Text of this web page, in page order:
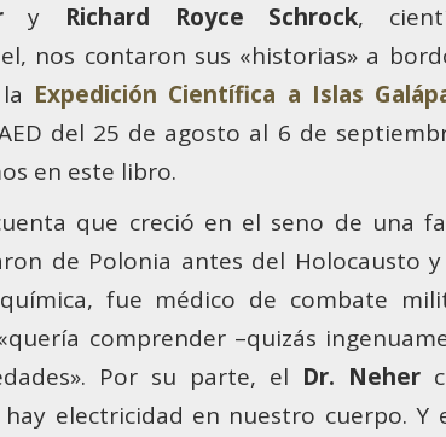
y Richard Royce Schrock,
nos contaron sus «historias» a
Expedición Científica a Islas
del 25 de agosto al 6 de
en este libro.
que creció en el seno de una
de Polonia antes del Holocausto
fue médico de combate
comprender –quizás
Por su parte, el Dr. Neher
electricidad en nuestro cuerpo. Y